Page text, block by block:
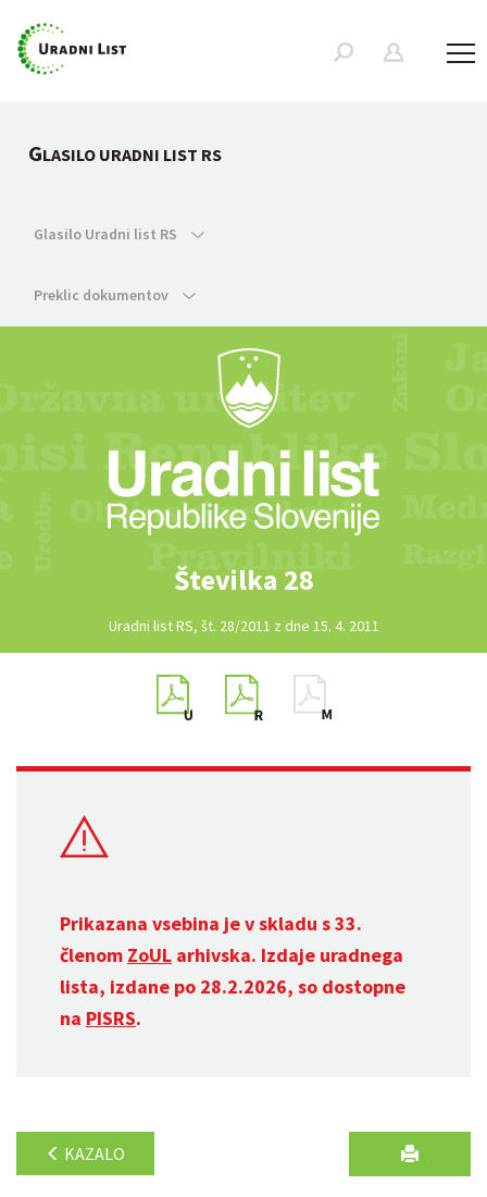
GLASILO URADNI LIST RS
Glasilo Uradni list RS
Preklic dokumentov
Številka 28
Uradni list RS, št. 28/2011 z dne 15. 4. 2011
Prikazana vsebina je v skladu s 33.
členom ZoUL arhivska. Izdaje uradnega
lista, izdane po 28.2.2026, so dostopne
na PISRS.
KAZALO